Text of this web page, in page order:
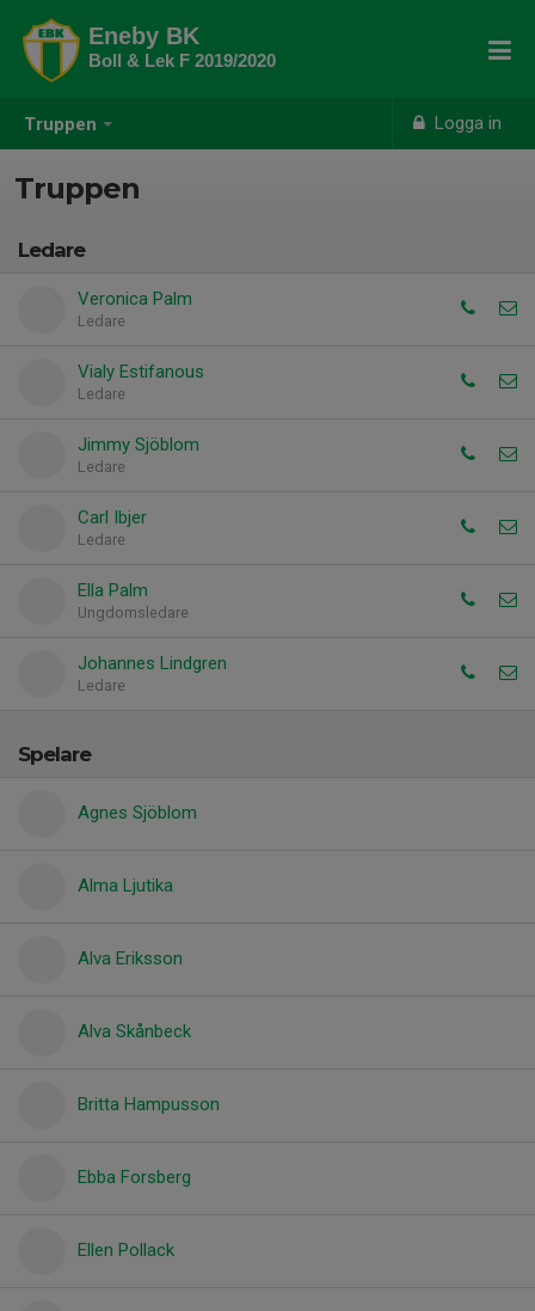
Truppen Logga in
Eneby BK
Boll & Lek F 2019/2020
Truppen
Ledare
Veronica Palm
Ledare
Vialy Estifanous
Ledare
Jimmy Sjöblom
Ledare
Carl Ibjer
Ledare
Ella Palm
Ungdomsledare
Johannes Lindgren
Ledare
Spelare
Agnes Sjöblom
Alma Ljutika
Alva Eriksson
Alva Skånbeck
Britta Hampusson
Ebba Forsberg
Ellen Pollack